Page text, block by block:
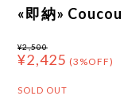
«即納»
¥2,500
¥2,425 (3%OFF)
SOLD OUT